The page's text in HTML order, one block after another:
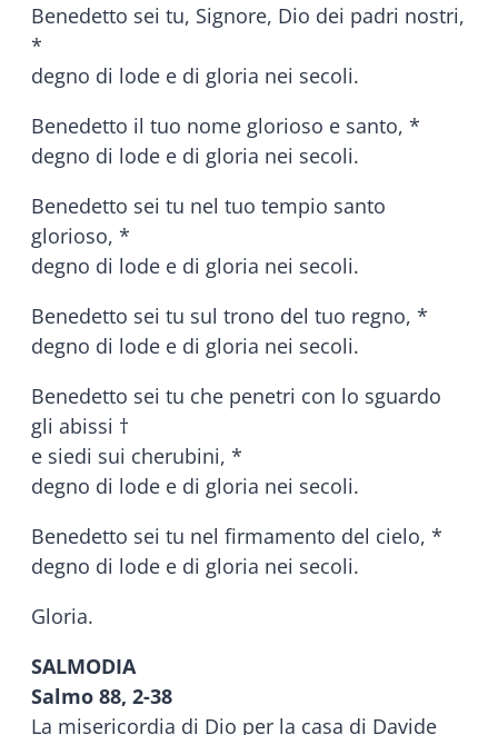
Benedetto sei tu, Signore, Dio dei padri nostri,
*
degno di lode e di gloria nei secoli.
Benedetto il tuo nome glorioso e santo, *
degno di lode e di gloria nei secoli.
Benedetto sei tu nel tuo tempio santo
glorioso, *
degno di lode e di gloria nei secoli.
Benedetto sei tu sul trono del tuo regno, *
degno di lode e di gloria nei secoli.
Benedetto sei tu che penetri con lo sguardo
gli abissi †
e siedi sui cherubini, *
degno di lode e di gloria nei secoli.
Benedetto sei tu nel firmamento del cielo, *
degno di lode e di gloria nei secoli.
Gloria.
SALMODIA
Salmo 88, 2-38
La misericordia di Dio per la casa di Davide